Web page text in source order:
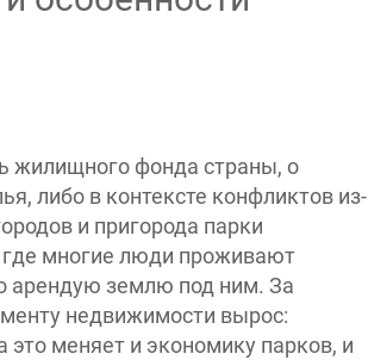
жилищного фонда страны, о
либо в контексте конфликтов из-
и пригорода парки
многие люди проживают
арендую землю под ним. За
недвижимости вырос:
меняет и экономику парков, и